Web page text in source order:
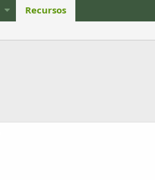
Recursos